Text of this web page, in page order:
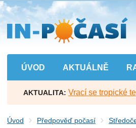
Přejít
na
hlavní
obsah
ÚVOD AKTUÁLNĚ
AKTUALITA: Vrací se tropické
Úvod Předpověď počasí